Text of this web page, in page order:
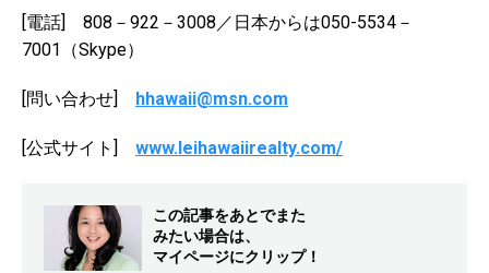
[電話] 808－922－3008／日本からは050-5534－
7001（Skype）
[問い合わせ] hhawaii@msn.com
[公式サイト] www.leihawaiirealty.com/
この記事をあとでまた
みたい場合は、
マイページにクリップ！